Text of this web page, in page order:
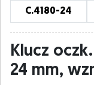
C.4180-24
Klucz
24 mm,